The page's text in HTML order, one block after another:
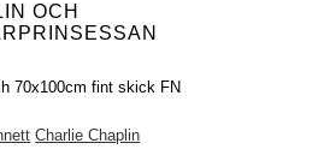
OCH
70x100cm fint skick FN
Charlie Chaplin